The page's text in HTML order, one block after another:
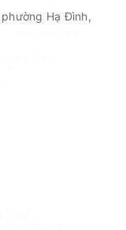
Hạ Đình,